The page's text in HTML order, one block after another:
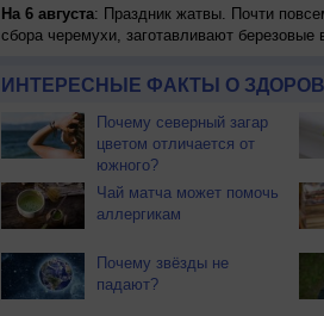
На 6 августа: Праздник жатвы. Почти
сбора черемухи, заготавливают березовые
ИНТЕРЕСНЫЕ ФАКТЫ О
Почему северный загар
цветом отличается от
южного?
Чай матча может помочь
аллергикам
Почему звёзды не
падают?